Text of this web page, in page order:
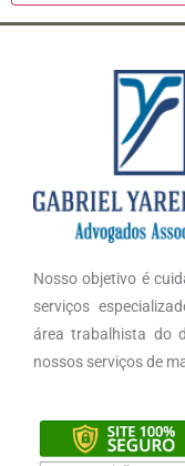
Nosso objetivo é
serviços
área trabalhista do
nossos serviços de